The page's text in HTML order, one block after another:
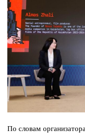
По словам